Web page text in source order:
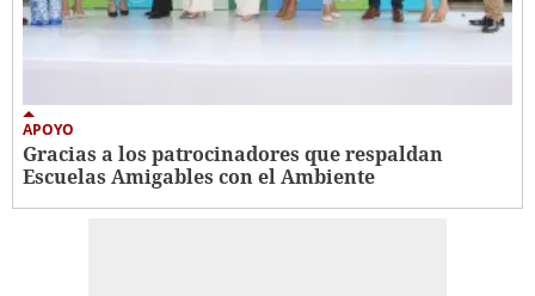
APOYO
Gracias a los patrocinadores que respaldan
Escuelas Amigables con el Ambiente